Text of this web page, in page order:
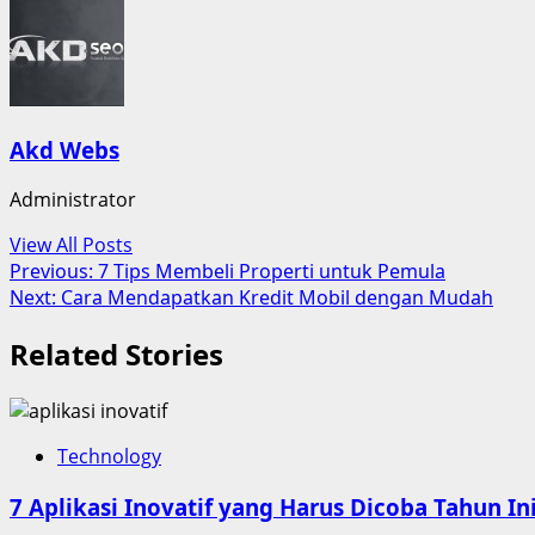
Akd Webs
Administrator
View All Posts
Post
navigation
Previous: 7 Tips Membeli Properti untuk Pemula
Next: Cara Mendapatkan Kredit Mobil dengan Mudah
Related Stories
Technology
7 Aplikasi Inovatif yang Harus Dicoba Tahun